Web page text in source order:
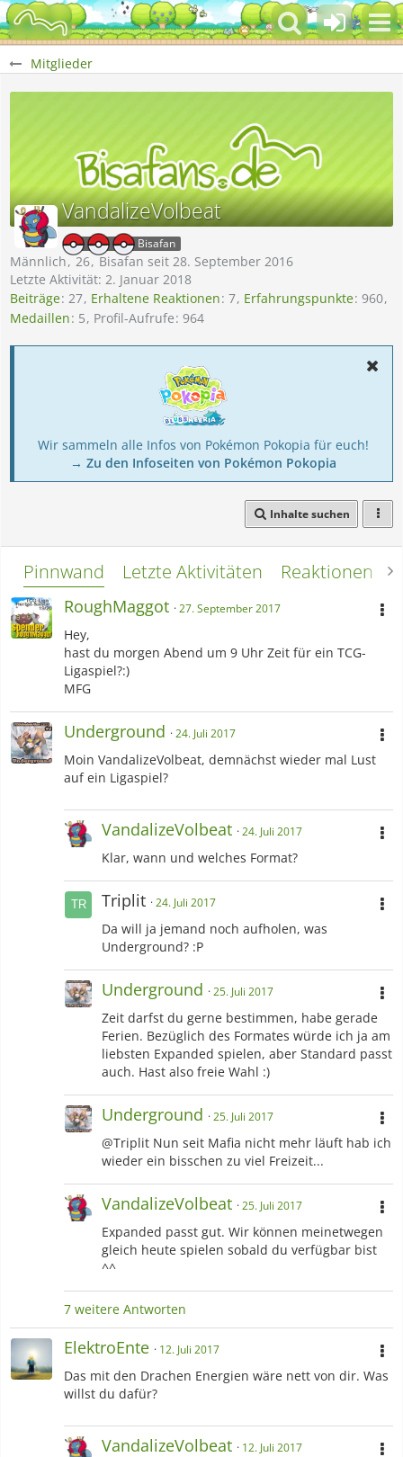
Mitglieder
VandalizeVolbeat
Bisafan
Männlich 26 Bisafan seit 28. September 2016
Letzte Aktivität: 2. Januar 2018
Beiträge 27 Erhaltene Reaktionen 7 Erfahrungspunkte 960
Medaillen 5 Profil-Aufrufe 964
Wir sammeln alle Infos von Pokémon Pokopia für euch!
→ Zu den Infoseiten von Pokémon Pokopia
Inhalte suchen
Pinnwand Letzte Aktivitäten Reaktionen
RoughMaggot 27. September 2017
Hey,
hast du morgen Abend um 9 Uhr Zeit für ein TCG-
Ligaspiel?:)
MFG
Underground 24. Juli 2017
Moin VandalizeVolbeat, demnächst wieder mal Lust
auf ein Ligaspiel?
VandalizeVolbeat 24. Juli 2017
Klar, wann und welches Format?
Triplit 24. Juli 2017
Da will ja jemand noch aufholen, was
Underground? :P
Underground 25. Juli 2017
Zeit darfst du gerne bestimmen, habe gerade
Ferien. Bezüglich des Formates würde ich ja am
liebsten Expanded spielen, aber Standard passt
auch. Hast also freie Wahl :)
Underground 25. Juli 2017
@Triplit Nun seit Mafia nicht mehr läuft hab ich
wieder ein bisschen zu viel Freizeit...
VandalizeVolbeat 25. Juli 2017
Expanded passt gut. Wir können meinetwegen
gleich heute spielen sobald du verfügbar bist
^^
7 weitere Antworten
ElektroEnte 12. Juli 2017
Das mit den Drachen Energien wäre nett von dir. Was
willst du dafür?
VandalizeVolbeat 12. Juli 2017